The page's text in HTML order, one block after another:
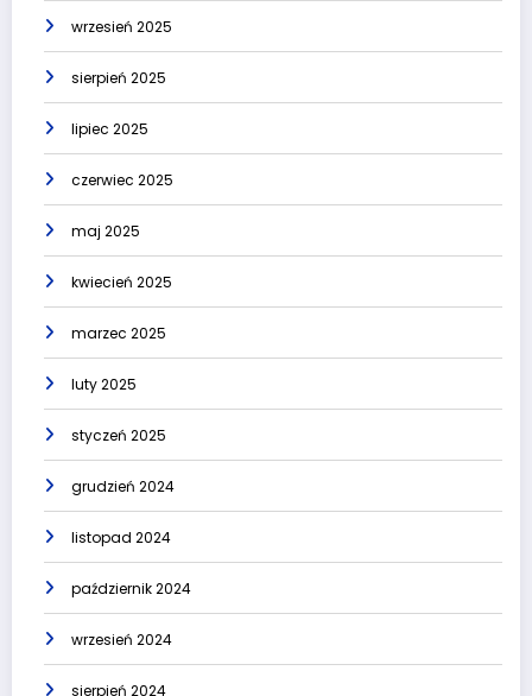
wrzesień 2025
sierpień 2025
lipiec 2025
czerwiec 2025
maj 2025
kwiecień 2025
marzec 2025
luty 2025
styczeń 2025
grudzień 2024
listopad 2024
październik 2024
wrzesień 2024
sierpień 2024